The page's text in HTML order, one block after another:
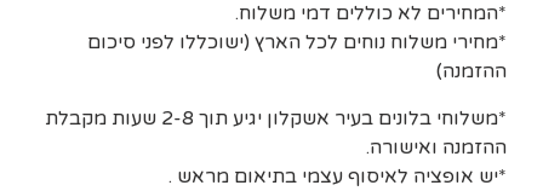
*המחירים לא כוללים דמי משלוח.
*מחירי משלוח נוחים לכל הארץ (ישוכללו לפני סיכום
ההזמנה)
*משלוחי בלונים בעיר אשקלון יגיע תוך 2-8 שעות מקבלת
ההזמנה ואישורה.
*יש אופציה לאיסוף עצמי בתיאום מראש .